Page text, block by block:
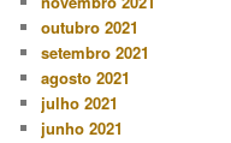
outubro 2021
setembro 2021
agosto 2021
julho 2021
junho 2021